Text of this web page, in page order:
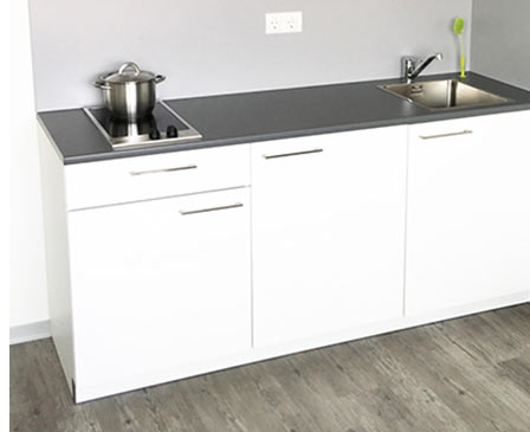
Leben in Clausthal-
Zellerfeld – für
Studierende &
Auszubildende
auch mal Abwechslung. Von
Feiern bis Fitness, Clausthal-
Zellerfeld und Umgebung bietet
viele Locations – für Musik,